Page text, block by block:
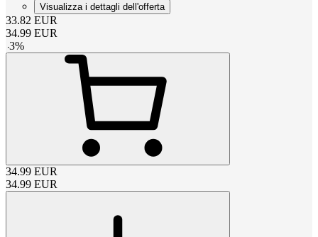
Visualizza i dettagli dell'offerta
33.82 EUR
34.99 EUR
-3%
34.99 EUR
34.99 EUR